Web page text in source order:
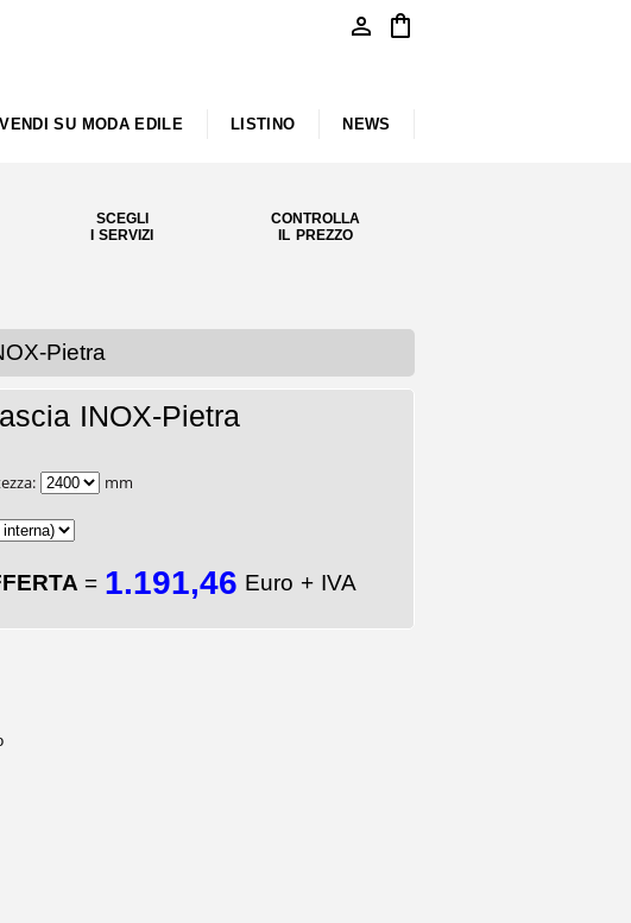
person shopping_bag
VENDI SU MODA EDILE LISTINO NEWS
SCEGLI
I SERVIZI
CONTROLLA
IL PREZZO
Pietra
INOX-Pietra
mm
= 1.191,46 Euro + IVA